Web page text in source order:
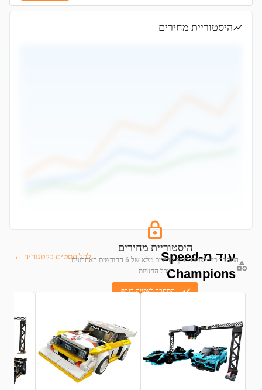
היסטוריית מחירים
היסטוריית מחירים
התחבר כדי לצפות בגרף מחירים מלא של 6 החודשים האחרונים
מכל החנויות
התחבר לצפייה בגרף
עוד מ-Speed
Champions
לכל הסטים בקטגוריה ←